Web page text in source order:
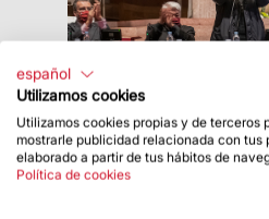
Fecha de publicación
Entrega de
español
Utilizamos cookies
Utilizamos cookies propias y de terceros
mostrarle publicidad relacionada con tus
elaborado a partir de tus hábitos de
Política de cookies